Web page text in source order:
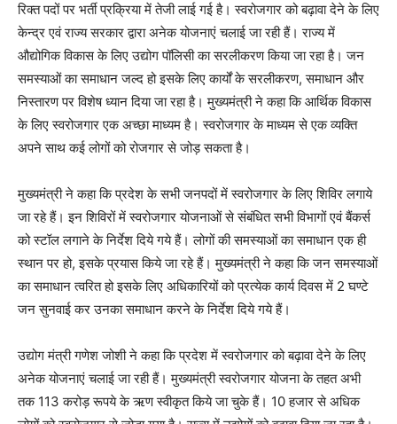
रिक्त पदों पर भर्ती प्रक्रिया में तेजी लाई गई है। स्वरोजगार को बढ़ावा देने के लिए
केन्द्र एवं राज्य सरकार द्वारा अनेक योजनाएं चलाई जा रही हैं। राज्य में
औद्योगिक विकास के लिए उद्योग पॉलिसी का सरलीकरण किया जा रहा है। जन
समस्याओं का समाधान जल्द हो इसके लिए कार्यों के सरलीकरण, समाधान और
निस्तारण पर विशेष ध्यान दिया जा रहा है। मुख्यमंत्री ने कहा कि आर्थिक विकास
के लिए स्वरोजगार एक अच्छा माध्यम है। स्वरोजगार के माध्यम से एक व्यक्ति
अपने साथ कई लोगों को रोजगार से जोड़ सकता है।
मुख्यमंत्री ने कहा कि प्रदेश के सभी जनपदों में स्वरोजगार के लिए शिविर लगाये
जा रहे हैं। इन शिविरों में स्वरोजगार योजनाओं से संबंधित सभी विभागों एवं बैंकर्स
को स्टॉल लगाने के निर्देश दिये गये हैं। लोगों की समस्याओं का समाधान एक ही
स्थान पर हो, इसके प्रयास किये जा रहे हैं। मुख्यमंत्री ने कहा कि जन समस्याओं
का समाधान त्वरित हो इसके लिए अधिकारियों को प्रत्येक कार्य दिवस में 2 घण्टे
जन सुनवाई कर उनका समाधान करने के निर्देश दिये गये हैं।
उद्योग मंत्री गणेश जोशी ने कहा कि प्रदेश में स्वरोजगार को बढ़ावा देने के लिए
अनेक योजनाएं चलाई जा रही हैं। मुख्यमंत्री स्वरोजगार योजना के तहत अभी
तक 113 करोड़ रूपये के ऋण स्वीकृत किये जा चुके हैं। 10 हजार से अधिक